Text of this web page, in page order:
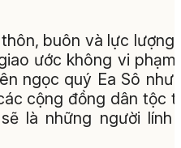
buôn và lực lượng
ước không vi phạm
ngọc quý Ea Sô như
cộng đồng dân tộc
là những người lính